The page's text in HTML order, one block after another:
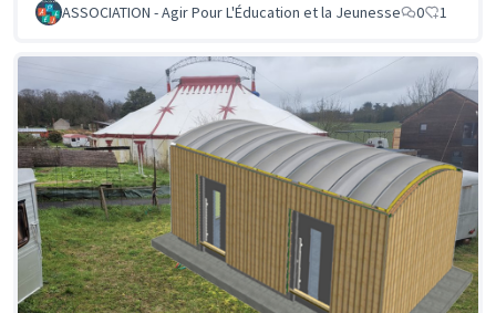
ASSOCIATION - Agir Pour L'Éducation et la Jeunesse
0 1